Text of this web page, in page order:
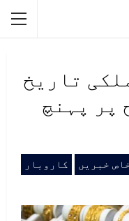
تاریخ
پر پہنچ
خبریں کاروبار